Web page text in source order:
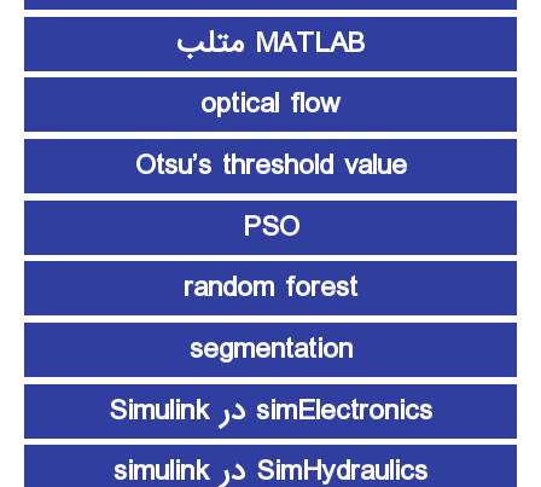
MATLAB متلب
optical flow
Otsu’s threshold value
PSO
random forest
segmentation
simElectronics در Simulink
SimHydraulics در simulink